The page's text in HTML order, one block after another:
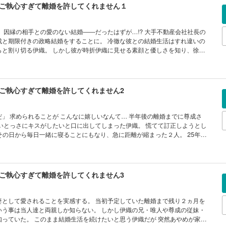
執心すぎて離婚を許してくれません１
手との愛のない結婚――だったはずが…!? 大手不動産会社社長の
期限付きの政略結婚をすることに。 冷徹な彼との結婚生活はすれ違いの
割り切る伊織。 しかし彼が時折伊織に見せる素顔と優しさを知り、徐々
執心すぎて離婚を許してくれません2
さ
っさにキスがしたいと口に出してしまった伊織。 慌てて訂正しようとし
日から毎日一緒に寝ることにもなり、急に距離が縮まった２人。 25年間
執心すぎて離婚を許してくれません3
して愛されることを実感する。 当初予定していた離婚まで残り２ヵ月を
事は当人達と両親しか知らない。 しかし伊織の兄・唯人や尊成の従妹・
ていた。 このまま結婚生活を続けたいと思う伊織だが 突然あやめが家に